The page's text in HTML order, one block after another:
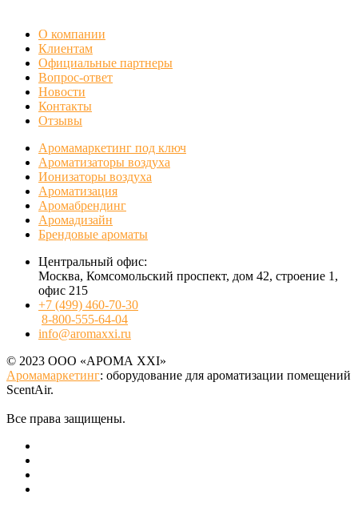
О компании
Клиентам
Официальные партнеры
Вопрос-ответ
Новости
Контакты
Отзывы
Аромамаркетинг под ключ
Ароматизаторы воздуха
Ионизаторы воздуха
Ароматизация
Аромабрендинг
Аромадизайн
Брендовые ароматы
Центральный офис:
Москва, Комсомольский проспект, дом 42, строение 1,
офис 215
+7 (499) 460-70-30
8-800-555-64-04
info@aromaxxi.ru
© 2023 ООО «АРОМА XXI»
Аромамаркетинг: оборудование для ароматизации помещений
ScentAir.
Все права защищены.